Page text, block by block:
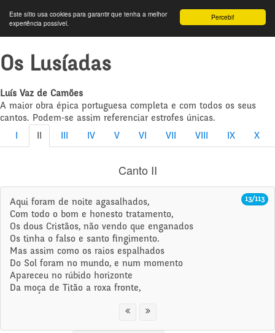
Percebi!
Este sítio usa cookies para garantir que tenha a melhor
experiência possível.
Os Lusíadas
Luís Vaz de Camões
A maior obra épica portuguesa completa e com todos os seus
cantos. Podem-se assim referenciar estrofes únicas.
IV V VI VII VIII IX X
Canto II
13/113
Aqui foram de noite agasalhados,
Com todo o bom e honesto tratamento,
Os dous Cristãos, não vendo que enganados
Os tinha o falso e santo fingimento.
Mas assim como os raios espalhados
Do Sol foram no mundo, e num momento
Apareceu no rúbido horizonte
Da moça de Titão a roxa fronte,